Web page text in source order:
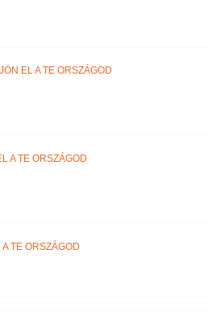
EL A TE ORSZÁGOD
A TE ORSZÁGOD
TE ORSZÁGOD